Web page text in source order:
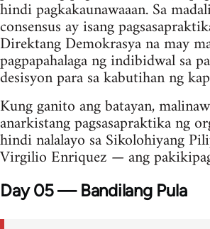
hindi pagkakaunawaaan. Sa
consensus ay isang
Direktang Demokrasya na may
pagpapahalaga ng indibidwal sa
desisyon para sa kabutihan ng
Kung ganito ang batayan,
anarkistang pagsasapraktika ng
hindi nalalayo sa Sikolohiyang
Virgilio Enriquez — ang
Day 05 — Bandilang Pula